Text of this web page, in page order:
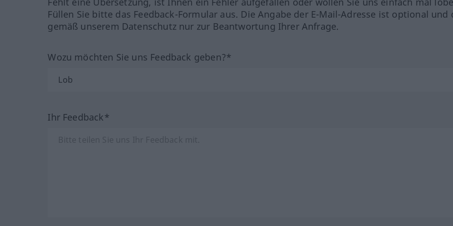
Füllen Sie bitte das Feedback-Formular aus. Die Angabe der E-Mail-Adresse ist optional und
gemäß unserem Datenschutz nur zur Beantwortung Ihrer Anfrage.
Wozu möchten Sie uns Feedback geben?*
Ihr Feedback*